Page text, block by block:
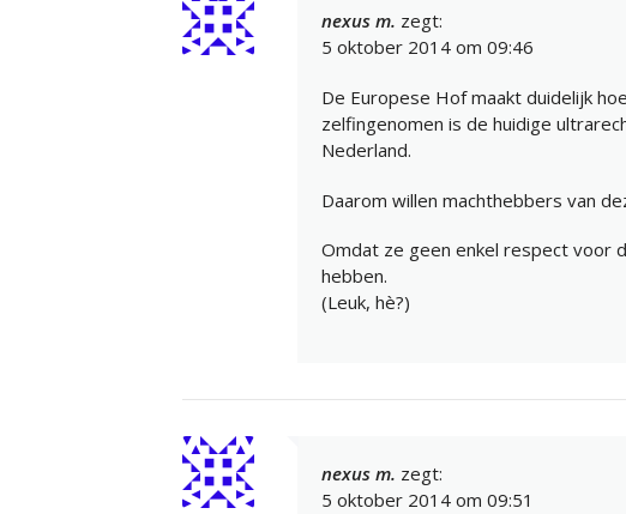
nexus m. zegt:
5 oktober 2014 om 09:46
De Europese Hof maakt duidelijk
zelfingenomen is de huidige
Nederland.
Daarom willen machthebbers van
Omdat ze geen enkel respect voor
hebben.
(Leuk, hè?)
nexus m. zegt:
5 oktober 2014 om 09:51